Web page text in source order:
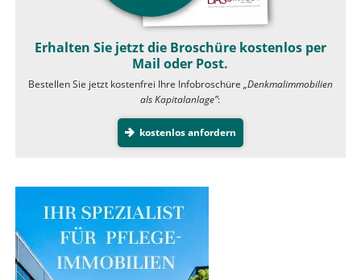
Erhalten Sie jetzt die Broschüre kostenlos per
Mail oder Post.
Bestellen Sie jetzt kostenfrei Ihre Infobroschüre „Denkmalimmobilien
als Kapitalanlage”:
kostenlos anfordern